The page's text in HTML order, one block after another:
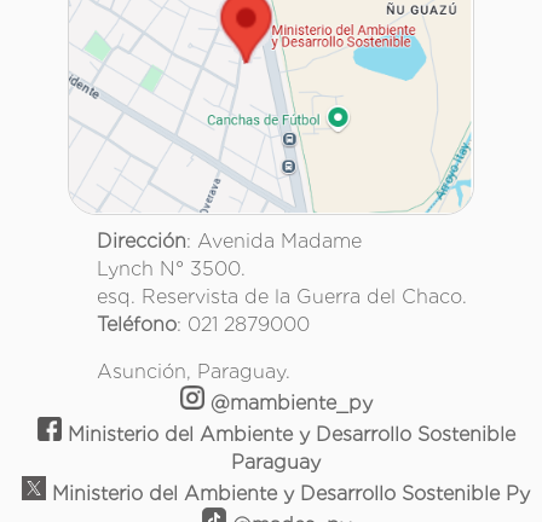
Dirección: Avenida Madame
Lynch N° 3500.
esq. Reservista de la Guerra del Chaco.
Teléfono: 021 2879000
Asunción, Paraguay.
@mambiente_py
Ministerio del Ambiente y Desarrollo Sostenible
Paraguay
Ministerio del Ambiente y Desarrollo Sostenible Py